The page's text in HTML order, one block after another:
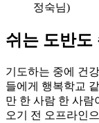
정숙님)
쉬는 도반도
기도하는 중에 건
들에게 행복학교
만 한 사람 한 사람
오기 전 오프라인